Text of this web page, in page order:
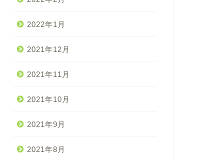
2022年1月
2021年12月
2021年11月
2021年10月
2021年9月
2021年8月